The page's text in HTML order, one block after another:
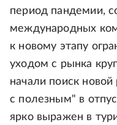
период пандемии,
международных
к новому этапу
уходом с рынка
начали поиск
с полезным" в
ярко выражен в